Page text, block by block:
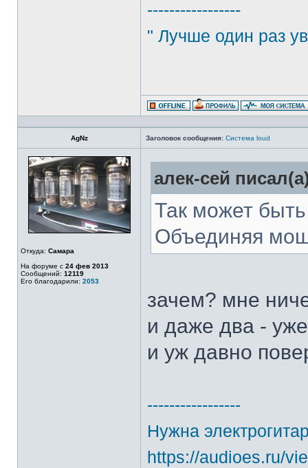
-----------------
" Лучше один раз
AgNz Заголовок сообщения: Система loud
Откуда: Самара
На форуме с 24 фев 2013
Сообщений: 12119
Его благодарили: 2053
алек-сей
Так может
Объединяя
зачем? мне
и даже два -
и уж давно
-----------------
Нужна
https://audioes.ru/